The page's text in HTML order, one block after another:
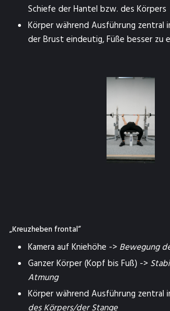
Schiefe der Hantel bzw. des Körpers
Körper während Ausführung zentral
der Brust eindeutig, Füße besser zu
„Kreuzheben frontal“
Kamera auf Kniehöhe -> Bewegung
Ganzer Körper (Kopf bis Fuß) ->
Atmung
Körper während Ausführung zentral
des Körpers/der Stange